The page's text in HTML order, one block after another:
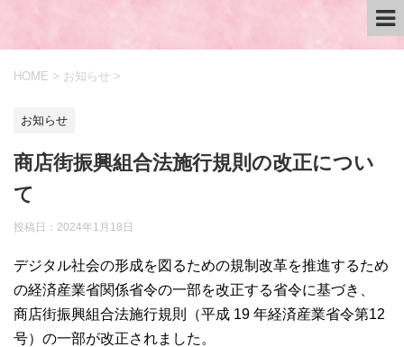
HOME > お知らせ >
お知らせ
商店街振興組合法施行規則の改正につい
て
投稿日： 2024年1月18日
デジタル社会の形成を図るための規制改革を推進するため
の経済産業省関係省令の一部を改正する省令に基づき、
商店街振興組合法施行規則（平成 19 年経済産業省令第12
号）の一部が改正されました。